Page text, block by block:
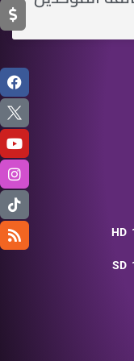
HD
SD